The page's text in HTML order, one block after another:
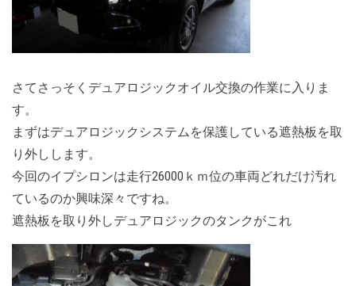
さてさっそくデュアロジックオイル交換の作業に入りま
す。
まずはデュアロジックシステムを保護している遮熱板を取
り外しします。
今回のイプシロンは走行26000ｋｍ位の車両どれだけ汚れ
ているのか興味深々ですね。
遮熱板を取り外しデュアロジックのタンクがこれ